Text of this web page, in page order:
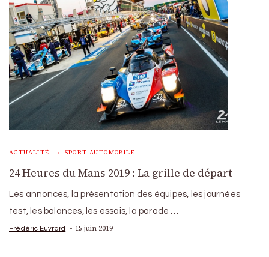
ACTUALITÉ SPORT AUTOMOBILE
24 Heures du Mans 2019 : La grille de départ
Les annonces, la présentation des équipes, les journées
test, les balances, les essais, la parade …
Frédéric Euvrard 15 juin 2019